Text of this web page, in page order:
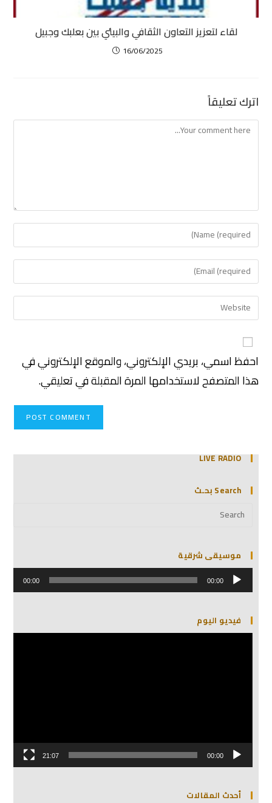
لقاء لتعزيز التعاون الثقافي والبيئي بين بعلبك وجبيل
16/06/2025
اترك تعليقاً
احفظ اسمي، بريدي الإلكتروني، والموقع الإلكتروني في
هذا المتصفح لاستخدامها المرة المقبلة في تعليقي.
LIVE RADIO
Search بحـث
موسيقى شرقية
مشغل
الصوت 00:00
00:00
فيديو اليوم
مشغل
00:00
21:07
أحدث المقالات